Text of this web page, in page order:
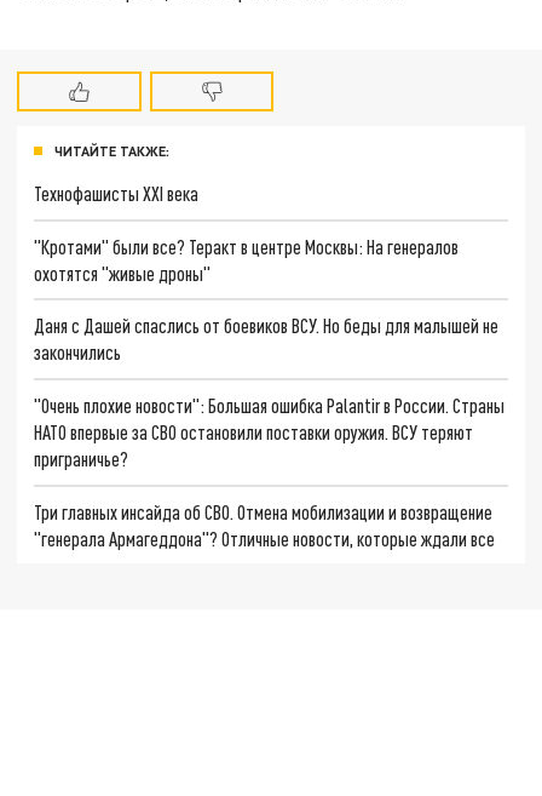
ЧИТАЙТЕ ТАКЖЕ:
Технофашисты XXI века
"Кротами" были все? Теракт в центре Москвы: На генералов
охотятся "живые дроны"
Даня с Дашей спаслись от боевиков ВСУ. Но беды для малышей не
закончились
"Очень плохие новости": Большая ошибка Palantir в России. Страны
НАТО впервые за СВО остановили поставки оружия. ВСУ теряют
приграничье?
Три главных инсайда об СВО. Отмена мобилизации и возвращение
"генерала Армагеддона"? Отличные новости, которые ждали все